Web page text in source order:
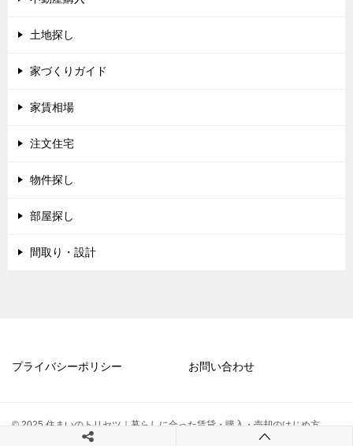
土地探し
家づくりガイド
家賃相場
注文住宅
物件探し
部屋探し
間取り・設計
プライバシーポリシー お問い合わせ
© 2025 住まいのトリセツ｜暮らしに合った賃貸・購入・売却のはじめ方